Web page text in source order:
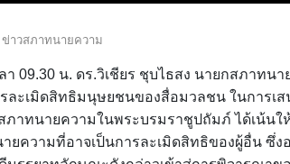
ข่าวสภาทนายความ
า 09.30 น. ดร.วิเชียร ชุบไธสง นายกสภาท
ละเมิดสิทธิมนุษยชนของสื่อมวลชน ในการเ
ภาทนายความในพระบรมราชูปถัมภ์ ได้เน้น
ยความที่อาจเป็นการละเมิดสิทธิของผู้อื่น ซึ่